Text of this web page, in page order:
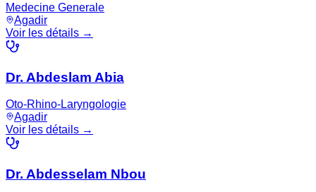
Medecine Generale
Agadir
Voir les détails →
Dr. Abdeslam Abia
Oto-Rhino-Laryngologie
Agadir
Voir les détails →
Dr. Abdesselam Nbou